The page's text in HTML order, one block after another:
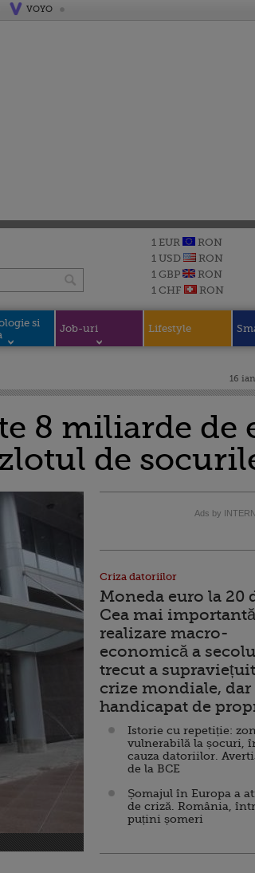
VOYO
1 EUR
RON
1 USD
RON
1 GBP
RON
1 CHF
RON
si
Job-uri Lifestyle
16
8 miliarde de
de
Ads by
Criza datoriilor
Moneda euro la 20
Cea mai importantă
realizare macro-
economică a
trecut a
crize mondiale,
handicapat de
Istorie cu repetiție:
vulnerabilă la șocuri,
cauza datoriilor.
de la BCE
Șomajul în Europa a
de criză. România,
puțini șomeri